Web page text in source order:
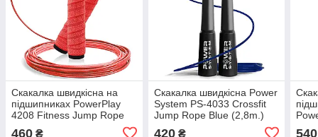
Скакалка швидкісна на
підшипниках PowerPlay
4208 Fitness Jump Rope
460 ₴
Скакалка швидкісна Power
System PS-4033 Crossfit
Jump Rope Blue (2,8m.)
420₴ 540